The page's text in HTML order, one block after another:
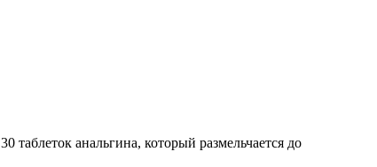
анальгина, который размельчается до